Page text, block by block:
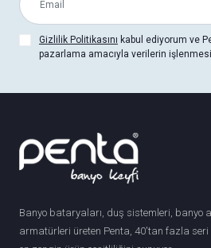
Gizlilik Politikasını kabul ediyorum ve
pazarlama amacıyla verilerin
Banyo bataryaları, duş sistemleri, banyo
armatürleri üreten Penta, 40'tan fazla seri